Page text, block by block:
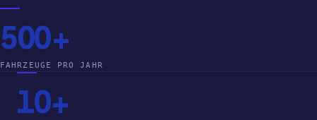
500+
FAHRZEUGE PRO JAHR
10+